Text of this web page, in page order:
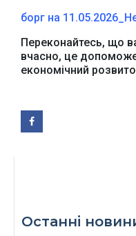
борг на
Переконайтесь, що
вчасно, це
економічний
Останні
Офіційний веб-